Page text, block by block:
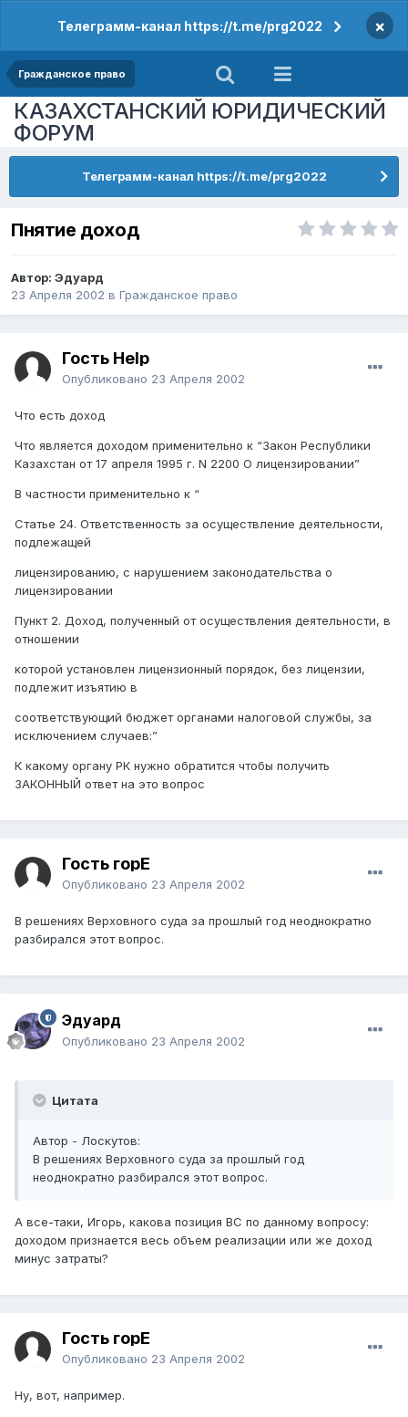
Телеграмм-канал https://t.me/prg2022 ×
Гражданское право
КАЗАХСТАНСКИЙ ЮРИДИЧЕСКИЙ
ФОРУМ
Телеграмм-канал https://t.me/prg2022
Пнятие доход
Автор: Эдуард
23 Апреля 2002 в Гражданское право
Гость Help
Опубликовано 23 Апреля 2002
Что есть доход
Что является доходом применительно к “Закон Республики
Казахстан от 17 апреля 1995 г. N 2200 О лицензировании”
В частности применительно к “
Статье 24. Ответственность за осуществление деятельности,
подлежащей
лицензированию, с нарушением законодательства о
лицензировании
Пункт 2. Доход, полученный от осуществления деятельности, в
отношении
которой установлен лицензионный порядок, без лицензии,
подлежит изъятию в
соответствующий бюджет органами налоговой службы, за
исключением случаев:”
К какому органу РК нужно обратится чтобы получить
ЗАКОННЫЙ ответ на это вопрос
Гость горЕ
Опубликовано 23 Апреля 2002
В решениях Верховного суда за прошлый год неоднократно
разбирался этот вопрос.
Эдуард
Опубликовано 23 Апреля 2002
Цитата
Автор - Лоскутов:
В решениях Верховного суда за прошлый год
неоднократно разбирался этот вопрос.
А все-таки, Игорь, какова позиция ВС по данному вопросу:
доходом признается весь объем реализации или же доход
минус затраты?
Гость горЕ
Опубликовано 23 Апреля 2002
Ну, вот, например.